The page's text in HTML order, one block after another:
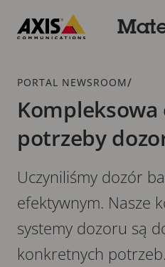
głównej
Dodatek
PORTAL NEWSROOM/
potrzeby
Uczyniliśmy dozór
efektywnym. Nasze
systemy dozoru są
konkretnych